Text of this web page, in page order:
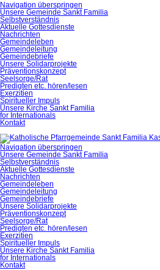
Navigation überspringen
Unsere Gemeinde Sankt Familia
Selbstverständnis
Aktuelle Gottesdienste
Nachrichten
Gemeindeleben
Gemeindeleitung
Gemeindebriefe
Unsere Solidarprojekte
Präventionskonzept
Seelsorge/Rat
Predigten etc. hören/lesen
Exerzitien
Spiritueller Impuls
Unsere Kirche Sankt Familia
for Internationals
Kontakt
Navigation überspringen
Unsere Gemeinde Sankt Familia
Selbstverständnis
Aktuelle Gottesdienste
Nachrichten
Gemeindeleben
Gemeindeleitung
Gemeindebriefe
Unsere Solidarprojekte
Präventionskonzept
Seelsorge/Rat
Predigten etc. hören/lesen
Exerzitien
Spiritueller Impuls
Unsere Kirche Sankt Familia
for Internationals
Kontakt